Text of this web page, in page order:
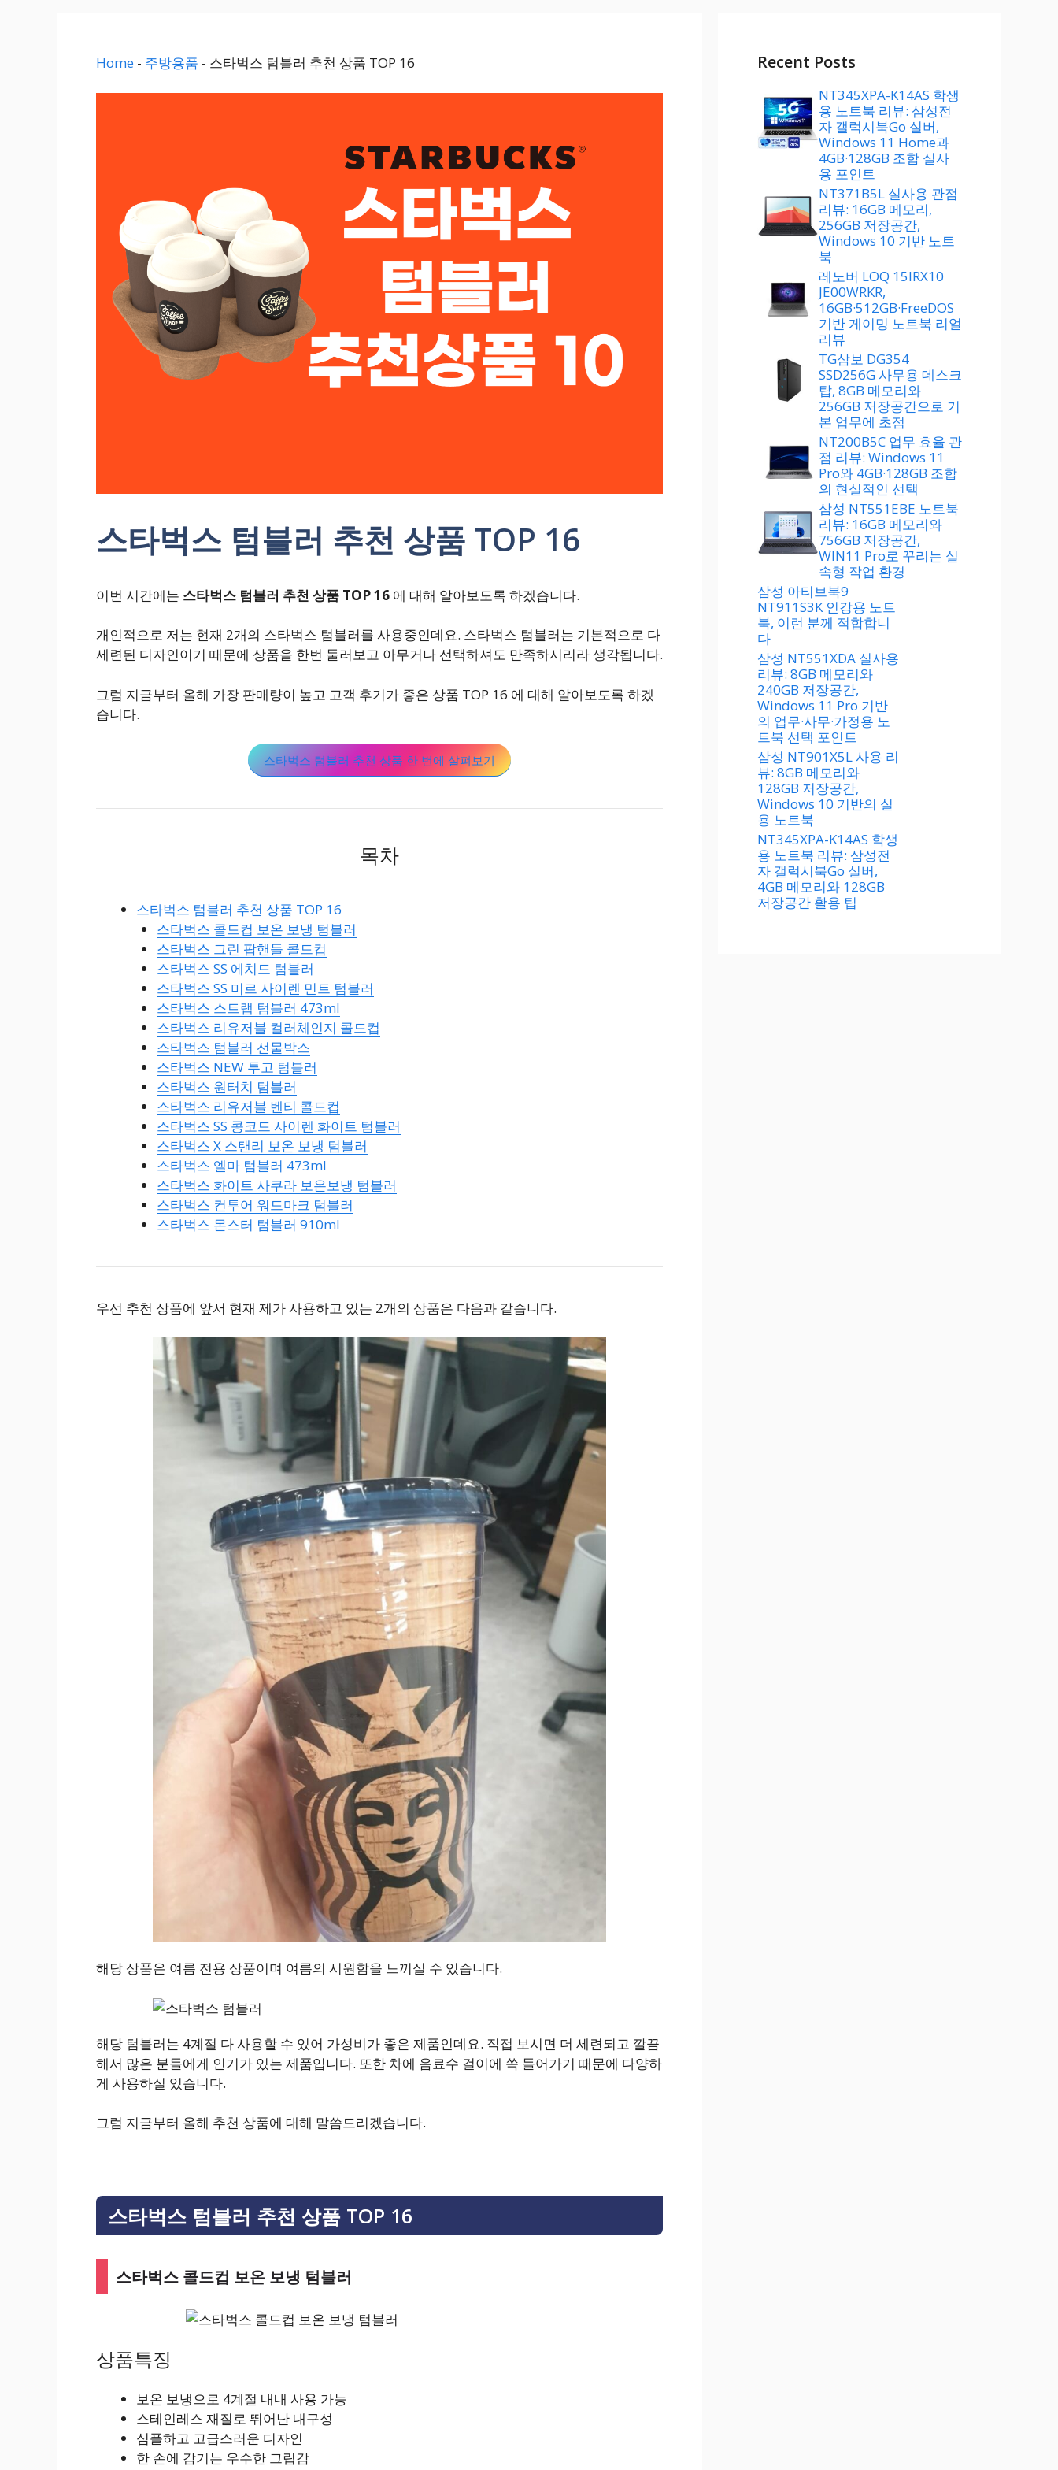
Home - 주방용품 - 스타벅스 텀블러 추천 상품 TOP 16
스타벅스 텀블러 추천 상품 TOP 16
이번 시간에는 스타벅스 텀블러 추천 상품 TOP 16 에 대해 알아보도록 하겠습니다.
개인적으로 저는 현재 2개의 스타벅스 텀블러를 사용중인데요. 스타벅스 텀블러는 기본적으로 다
세련된 디자인이기 때문에 상품을 한번 둘러보고 아무거나 선택하셔도 만족하시리라 생각됩니다.
그럼 지금부터 올해 가장 판매량이 높고 고객 후기가 좋은 상품 TOP 16 에 대해 알아보도록 하겠
습니다.
스타벅스 텀블러 추천 상품 한 번에 살펴보기
목차
스타벅스 텀블러 추천 상품 TOP 16
스타벅스 콜드컵 보온 보냉 텀블러
스타벅스 그린 팝핸들 콜드컵
스타벅스 SS 에치드 텀블러
스타벅스 SS 미르 사이렌 민트 텀블러
스타벅스 스트랩 텀블러 473ml
스타벅스 리유저블 컬러체인지 콜드컵
스타벅스 텀블러 선물박스
스타벅스 NEW 투고 텀블러
스타벅스 원터치 텀블러
스타벅스 리유저블 벤티 콜드컵
스타벅스 SS 콩코드 사이렌 화이트 텀블러
스타벅스 X 스탠리 보온 보냉 텀블러
스타벅스 엘마 텀블러 473ml
스타벅스 화이트 사쿠라 보온보냉 텀블러
스타벅스 컨투어 워드마크 텀블러
스타벅스 몬스터 텀블러 910ml
우선 추천 상품에 앞서 현재 제가 사용하고 있는 2개의 상품은 다음과 같습니다.
해당 상품은 여름 전용 상품이며 여름의 시원함을 느끼실 수 있습니다.
해당 텀블러는 4계절 다 사용할 수 있어 가성비가 좋은 제품인데요. 직접 보시면 더 세련되고 깔끔
해서 많은 분들에게 인기가 있는 제품입니다. 또한 차에 음료수 걸이에 쏙 들어가기 때문에 다양하
게 사용하실 있습니다.
그럼 지금부터 올해 추천 상품에 대해 말씀드리겠습니다.
스타벅스 텀블러 추천 상품 TOP 16
스타벅스 콜드컵 보온 보냉 텀블러
상품특징
보온 보냉으로 4계절 내내 사용 가능
스테인레스 재질로 뛰어난 내구성
심플하고 고급스러운 디자인
한 손에 감기는 우수한 그립감
Recent Posts
NT345XPA-K14AS 학생
용 노트북 리뷰: 삼성전
자 갤럭시북Go 실버,
Windows 11 Home과
4GB·128GB 조합 실사
용 포인트
NT371B5L 실사용 관점
리뷰: 16GB 메모리,
256GB 저장공간,
Windows 10 기반 노트
북
레노버 LOQ 15IRX10
JE00WRKR,
16GB·512GB·FreeDOS
기반 게이밍 노트북 리얼
리뷰
TG삼보 DG354
SSD256G 사무용 데스크
탑, 8GB 메모리와
256GB 저장공간으로 기
본 업무에 초점
NT200B5C 업무 효율 관
점 리뷰: Windows 11
Pro와 4GB·128GB 조합
의 현실적인 선택
삼성 NT551EBE 노트북
리뷰: 16GB 메모리와
756GB 저장공간,
WIN11 Pro로 꾸리는 실
속형 작업 환경
삼성 아티브북9
NT911S3K 인강용 노트
북, 이런 분께 적합합니
다
삼성 NT551XDA 실사용
리뷰: 8GB 메모리와
240GB 저장공간,
Windows 11 Pro 기반
의 업무·사무·가정용 노
트북 선택 포인트
삼성 NT901X5L 사용 리
뷰: 8GB 메모리와
128GB 저장공간,
Windows 10 기반의 실
용 노트북
NT345XPA-K14AS 학생
용 노트북 리뷰: 삼성전
자 갤럭시북Go 실버,
4GB 메모리와 128GB
저장공간 활용 팁